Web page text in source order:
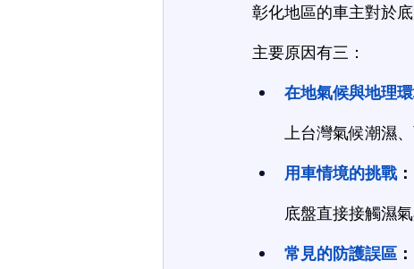
彰化地區的車主對於
主要原因有三：
在地氣候與地理
上台灣氣候潮濕
用車情境的挑戰：
底盤直接接觸濕
常見的防護誤區 ：